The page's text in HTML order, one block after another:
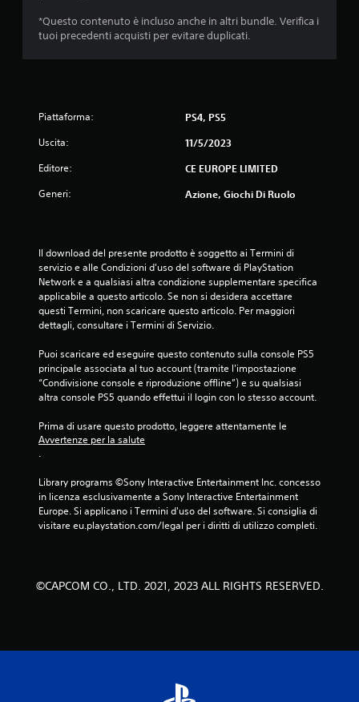
*Questo contenuto è incluso anche in altri bundle. Verifica i
tuoi precedenti acquisti per evitare duplicati.
Piattaforma: PS4, PS5
Uscita: 11/5/2023
Editore: CE EUROPE LIMITED
Generi: Azione, Giochi Di Ruolo
Il download del presente prodotto è soggetto ai Termini di
servizio e alle Condizioni d'uso del software di PlayStation
Network e a qualsiasi altra condizione supplementare specifica
applicabile a questo articolo. Se non si desidera accettare
questi Termini, non scaricare questo articolo. Per maggiori
dettagli, consultare i Termini di Servizio.
Puoi scaricare ed eseguire questo contenuto sulla console PS5
principale associata al tuo account (tramite l'impostazione
“Condivisione console e riproduzione offline”) e su qualsiasi
altra console PS5 quando effettui il login con lo stesso account.
Prima di usare questo prodotto, leggere attentamente le
Avvertenze per la salute
.
Library programs ©Sony Interactive Entertainment Inc. concesso
in licenza esclusivamente a Sony Interactive Entertainment
Europe. Si applicano i Termini d'uso del software. Si consiglia di
visitare eu.playstation.com/legal per i diritti di utilizzo completi.
©CAPCOM CO., LTD. 2021, 2023 ALL RIGHTS RESERVED.